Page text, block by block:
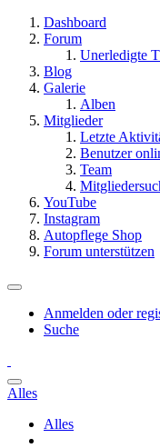
Dashboard
Forum
Unerledigte
Blog
Galerie
Alben
Mitglieder
Letzte
Benutzer
Team
YouTube
Instagram
Autopflege Shop
Forum unterstützen
Anmelden oder
Suche
Alles
Alles